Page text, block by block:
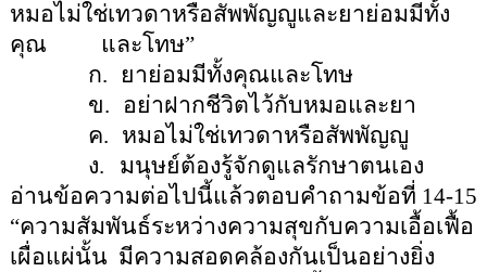
หมอไม่ใช่เทวดาหรือสัพพัญญูและยาย่อมมีทั้ง
คุณ
และโทษ”
ก. ยาย่อมมีทั้งคุณและโทษ
ข. อย่าฝากชีวิตไว้กับหมอและยา
ค. หมอไม่ใช่เทวดาหรือสัพพัญญู
ง.
มนุษย์ต้องรู้จักดูแลรักษาตนเอง
อ่านข้อความต่อไปนี้แล้วตอบคำถามข้อที่ 14-15
“ความสัมพันธ์ระหว่างความสุขกับความเอื้อเฟื้อ
เผื่อแผ่นั้น มีความสอดคล้องกันเป็นอย่างยิ่ง